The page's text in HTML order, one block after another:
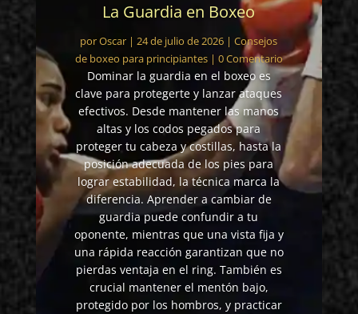
La Guardia en Boxeo
porOscar |24 de julio de 2026 |Consejos
de boxeo para principiantes| 0 Comentario
Dominar la guardia en el boxeo es
clave para protegerte y lanzar ataques
efectivos. Desde mantener las manos
altas y los codos pegados para
proteger tu cabeza y costillas, hasta la
posición adecuada de los pies para
lograr estabilidad, la técnica marca la
diferencia. Aprender a cambiar de
guardia puede confundir a tu
oponente, mientras que una vista fija y
una rápida reacción garantizan que no
pierdas ventaja en el ring. También es
crucial mantener el mentón bajo,
protegido por los hombros, y practicar